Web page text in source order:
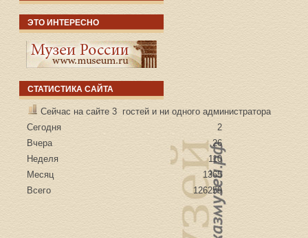
ЭТО ИНТЕРЕСНО
СТАТИСТИКА САЙТА
Сейчас на сайте 3 гостей и ни одного администратора
Сегодня
2
Вчера
26
Неделя
110
Месяц
1365
Всего
126259